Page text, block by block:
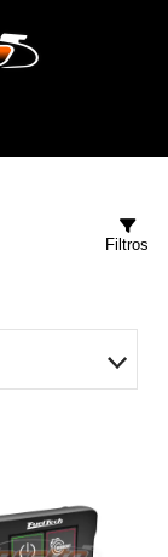
Filtros